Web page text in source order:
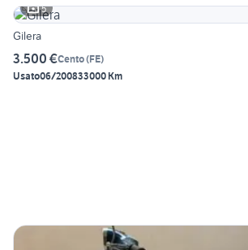
5
Gilera
3.500 €Cento(FE)
Usato06/200833000 Km